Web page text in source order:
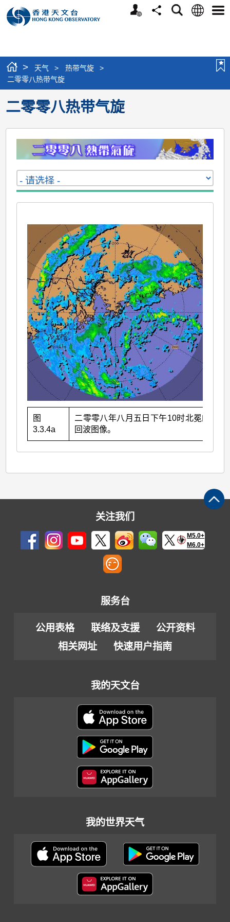
个
分
搜
语
选
> 天气 > 热带气旋
>
二零零八热带气旋
二零零八热带气旋
图
3.3.4a
二零零八年八月五日下午10时北冕的雷达
回波图像。
关注我们
M5.0+
M6.0+
服务台
公用表格 联络及支援
公开资料
相关网址
快速用户指南
我的天文台
我的世界天气